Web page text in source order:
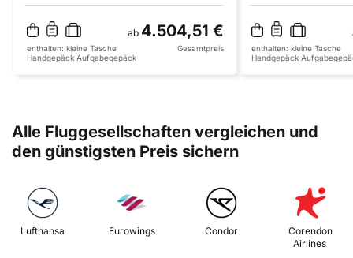
ab 4.504,51 €
enthalten: kleine Tasche
Handgepäck Aufgabegepäck
Gesamtpreis enthalten: kleine Tasche
Handgepäck
Alle Fluggesellschaften vergleichen und
den günstigsten Preis sichern
Lufthansa Eurowings Condor
Corendon
Airlines